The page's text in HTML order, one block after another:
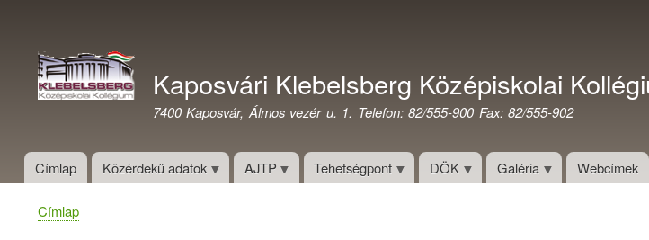
fiók
menüje
Kaposvári Klebelsberg Középiskolai
7400 Kaposvár, Álmos vezér u. 1. Telefon: 82/555-900 Fax: 82/555-902
Címlap Közérdekű adatok AJTP Tehetségpont DÖK Galéria Webcímek
Morzsa
Címlap